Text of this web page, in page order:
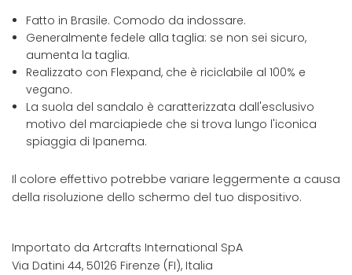
Fatto in Brasile. Comodo da indossare.
Generalmente fedele alla taglia: se non sei sicuro,
aumenta la taglia.
Realizzato con Flexpand, che è riciclabile al 100% e
vegano.
La suola del sandalo è caratterizzata dall'esclusivo
motivo del marciapiede che si trova lungo l'iconica
spiaggia di Ipanema.
Il colore effettivo potrebbe variare leggermente a causa
della risoluzione dello schermo del tuo dispositivo.
Importato da Artcrafts International SpA
Via Datini 44, 50126 Firenze (FI), Italia